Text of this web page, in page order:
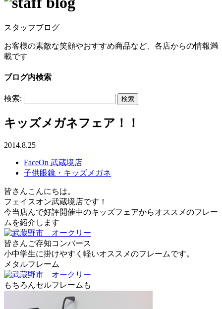
スタッフブログ
お客様の素敵な笑顔やおすすめ商品など、各店からの情報満
載です
ブログ内検索
検索:
キッズメガネフェア！！
2014.8.25
FaceOn 武蔵境店
子供眼鏡・キッズメガネ
皆さんこんにちは。
フェイスオン武蔵境店です！
今当店んで好評開催中のキッズフェアからオススメのフレー
ムを紹介します
皆さんご存知コンバース
小中学生に掛けやすく軽いオススメのフレームです。
メタルフレーム
もちろんセルフレームも